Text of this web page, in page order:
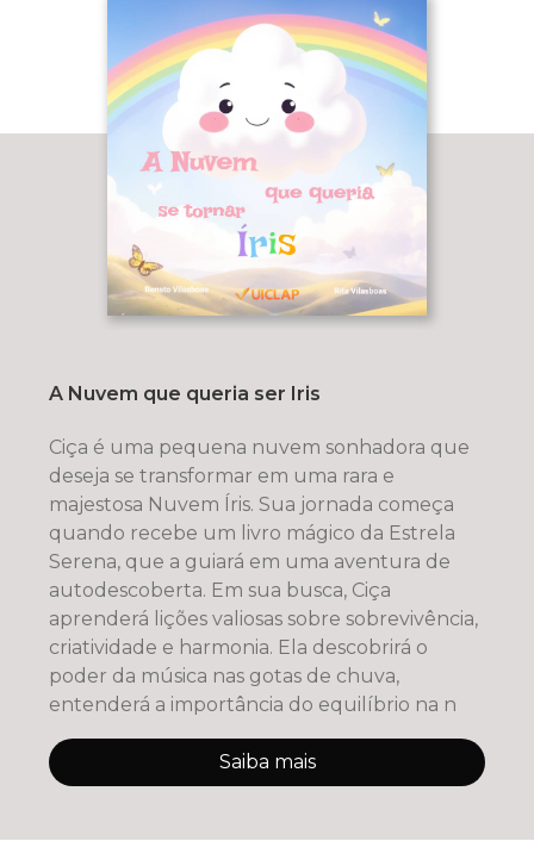
A Nuvem que queria ser Iris
Ciça é uma pequena nuvem sonhadora que
deseja se transformar em uma rara e
majestosa Nuvem Íris. Sua jornada começa
quando recebe um livro mágico da Estrela
Serena, que a guiará em uma aventura de
autodescoberta. Em sua busca, Ciça
aprenderá lições valiosas sobre sobrevivência,
criatividade e harmonia. Ela descobrirá o
poder da música nas gotas de chuva,
entenderá a importância do equilíbrio na n
Saiba mais